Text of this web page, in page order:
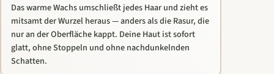
Das warme Wachs umschließt jedes Haar und zieht es
mitsamt der Wurzel heraus — anders als die Rasur, die
nur an der Oberfläche kappt. Deine Haut ist sofort
glatt, ohne Stoppeln und ohne nachdunkelnden
Schatten.